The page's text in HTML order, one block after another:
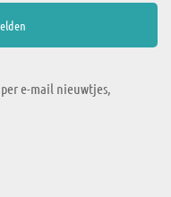
e-mail nieuwtjes,